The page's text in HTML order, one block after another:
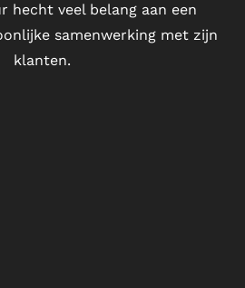
hecht veel belang aan een
samenwerking met zijn
klanten.